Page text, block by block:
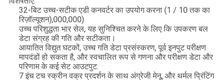
32-बिट उच्च-सटीक एडी कनवर्टर का उपयोग करना (1 / 10 तक का
रिज़ॉल्यूशन),000,000)
उच्च परिशुद्धता भार सेल, यह सुनिश्चित करने के लिए कि उपकरण बल
डेटा संग्रह की गति और सटीकता।
आयातित विद्युत घटकों, उच्च गति डेटा प्रसंस्करण, पूर्व इनपुट परीक्षण
मापदंडों हो सकता है, और स्वचालित रूप से गणना और परीक्षण डेटा और
परिणाम के कई सेट आउटपुट.
7 इंच टच स्क्रीन वक्र प्रदर्शन के साथ अंग्रेजी मेनू, और थर्मल प्रिंटिंग